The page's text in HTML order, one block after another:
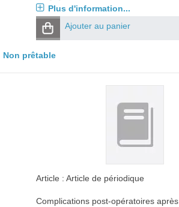
Plus d'information...
Ajouter au panier
Non prêtable
Article : Article de périodique
Complications post-opératoires après